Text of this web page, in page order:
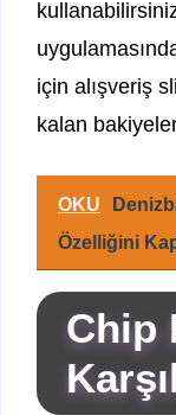
için alışveriş
kalan
OKU
Özelliğini
Chip